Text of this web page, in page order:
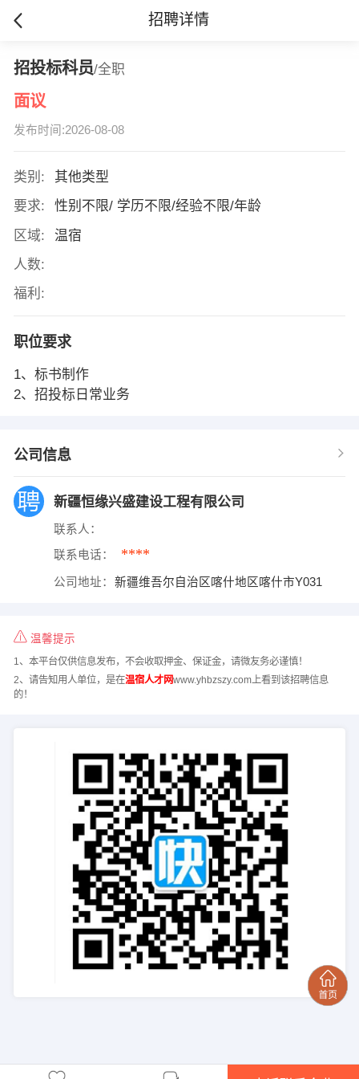
招聘详情
招投标科员/全职
面议
发布时间:2026-08-08
类别:
其他类型
要求:
性别不限/ 学历不限/经验不限/年龄
区域:
温宿
人数:
福利:
职位要求
1、标书制作
2、招投标日常业务
公司信息
新疆恒缘兴盛建设工程有限公司
联系人：
联系电话： ****
公司地址： 新疆维吾尔自治区喀什地区喀什市Y031
温馨提示
1、本平台仅供信息发布，不会收取押金、保证金，请微友务必谨慎！
2、请告知用人单位，是在温宿人才网www.yhbzszy.com上看到该招聘信息
的！